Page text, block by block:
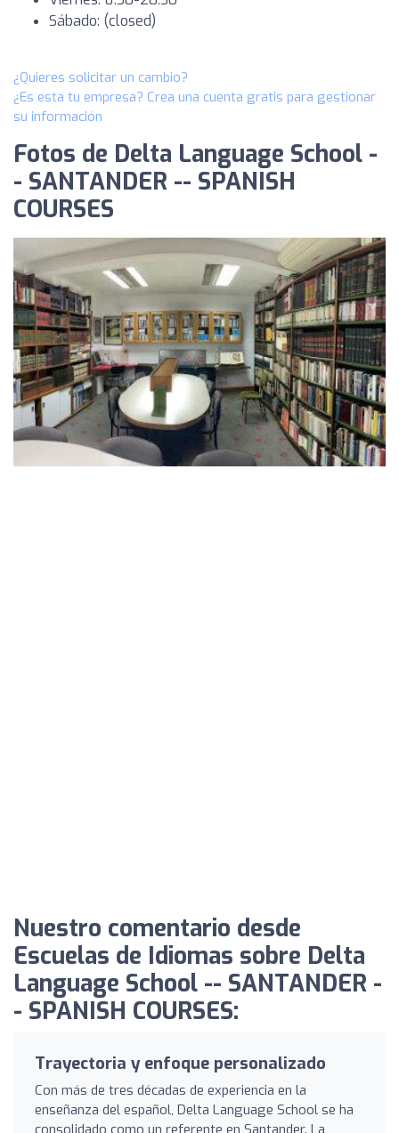
Sábado: (closed)
¿Quieres solicitar un cambio?
¿Es esta tu empresa? Crea una cuenta gratis para gestionar
su información
Fotos de Delta Language School -
- SANTANDER -- SPANISH
COURSES
Nuestro comentario desde
Escuelas de Idiomas sobre Delta
Language School -- SANTANDER -
- SPANISH COURSES:
Trayectoria y enfoque personalizado
Con más de tres décadas de experiencia en la
enseñanza del español, Delta Language School se ha
consolidado como un referente en Santander. La